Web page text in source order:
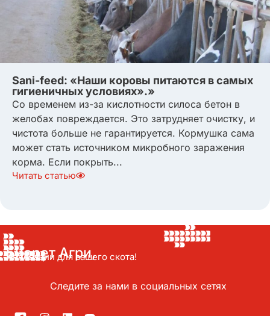
Sani-feed: «Наши коровы питаются в самых
гигиеничных условиях».»
Со временем из-за кислотности силоса бетон в
желобах повреждается. Это затрудняет очистку, и
чистота больше не гарантируется. Кормушка сама
может стать источником микробного заражения
корма. Если покрыть...
Читать статью
Биорет Агри,
Инновации для вашего скота!
Следите за нами в социальных сетях